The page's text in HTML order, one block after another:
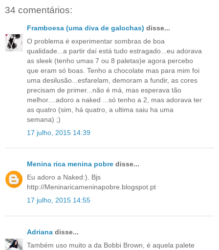
34 comentários:
Framboesa (uma diva de galochas) disse...
O problema é experimentar sombras de boa
qualidade...a partir daí está tudo estragado...eu adorava
as sleek (tenho umas 7 ou 8 paletas)e agora percebo
que eram só boas. Tenho a chocolate mas para mim foi
uma desilusão...esfarelam, demoram a fundir, as cores
precisam de primer...não é má, mas esperava tão
melhor....adoro a naked ...só tenho a 2, mas adorava ter
as quatro (sim, há quatro, a ultima saiu ha uma
semana) ;)
17 julho, 2015 14:39
Menina rica menina pobre disse...
Eu adoro a Naked:). Bjs
http://Meninaricameninapobre.blogspot.pt
17 julho, 2015 14:55
Adriana disse...
Também uso muito a da Bobbi Brown, é aquela palete